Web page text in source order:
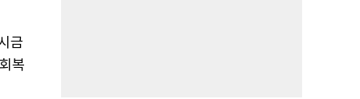
금
복